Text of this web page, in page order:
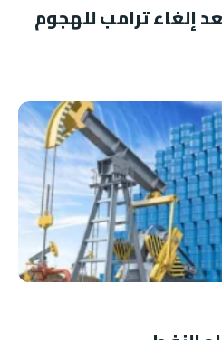
إلغاء ترامب للهجوم